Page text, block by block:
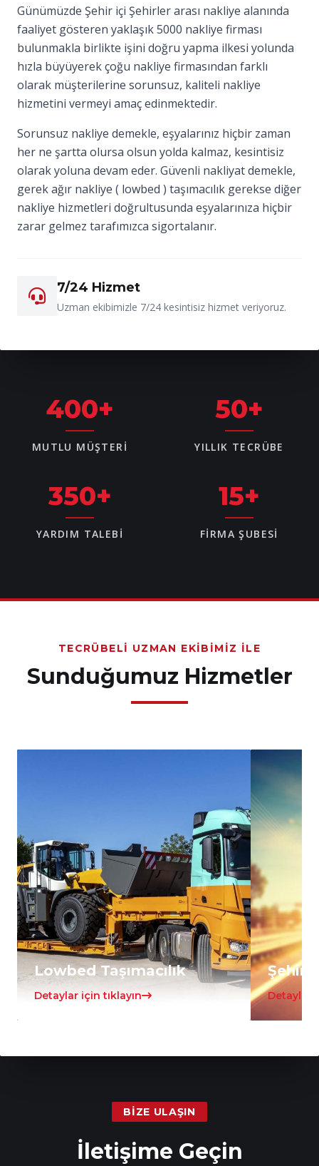
Günümüzde Şehir içi Şehirler arası nakliye alanında
faaliyet gösteren yaklaşık 5000 nakliye firması
bulunmakla birlikte işini doğru yapma ilkesi yolunda
hızla büyüyerek çoğu nakliye firmasından farklı
olarak müşterilerine sorunsuz, kaliteli nakliye
hizmetini vermeyi amaç edinmektedir.
Sorunsuz nakliye demekle, eşyalarınız hiçbir zaman
her ne şartta olursa olsun yolda kalmaz, kesintisiz
olarak yoluna devam eder. Güvenli nakliyat demekle,
gerek ağır nakliye ( lowbed ) taşımacılık gerekse diğer
nakliye hizmetleri doğrultusunda eşyalarınıza hiçbir
zarar gelmez tarafımızca sigortalanır.
7/24 Hizmet
Uzman ekibimizle 7/24 kesintisiz hizmet veriyoruz.
400+
MUTLU MÜŞTERI
50+
YILLIK TECRÜBE
350+
YARDIM TALEBI
15+
FIRMA ŞUBESI
TECRÜBELI UZMAN EKIBIMIZ İLE
Sunduğumuz Hizmetler
Lowbed Taşımacılık
Detaylar için tıklayın Detaylar
BIZE ULAŞIN
İletişime Geçin